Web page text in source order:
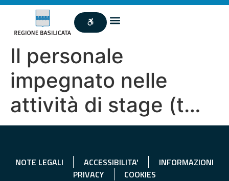
Il personale
impegnato nelle
attività di stage (t…
NOTE LEGALI ACCESSIBILITA'
INFORMAZIONI
PRIVACY
COOKIES